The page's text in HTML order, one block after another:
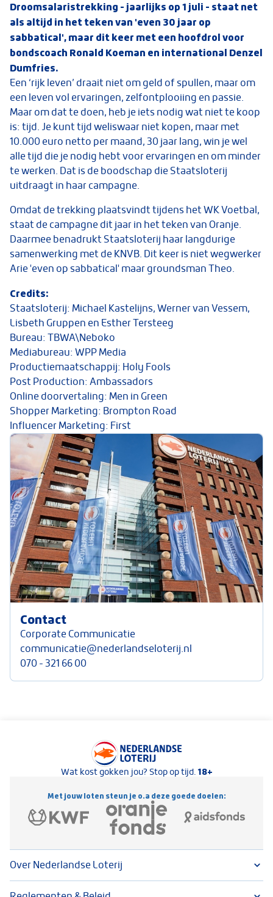
Droomsalaristrekking - jaarlijks op 1 juli - staat net
als altijd in het teken van 'even 30 jaar op
sabbatical', maar dit keer met een hoofdrol voor
bondscoach Ronald Koeman en international Denzel
Dumfries.
Een ‘rijk leven’ draait niet om geld of spullen, maar om
een leven vol ervaringen, zelfontplooiing en passie.
Maar om dat te doen, heb je iets nodig wat niet te koop
is: tijd. Je kunt tijd weliswaar niet kopen, maar met
10.000 euro netto per maand, 30 jaar lang, win je wel
alle tijd die je nodig hebt voor ervaringen en om minder
te werken. Dat is de boodschap die Staatsloterij
uitdraagt in haar campagne.
Omdat de trekking plaatsvindt tijdens het WK Voetbal,
staat de campagne dit jaar in het teken van Oranje.
Daarmee benadrukt Staatsloterij haar langdurige
samenwerking met de KNVB. Dit keer is niet wegwerker
Arie 'even op sabbatical' maar groundsman Theo.
Credits:
Staatsloterij: Michael Kastelijns, Werner van Vessem,
Lisbeth Gruppen en Esther Tersteeg
Bureau: TBWA\Neboko
Mediabureau: WPP Media
Productiemaatschappij: Holy Fools
Post Production: Ambassadors
Online doorvertaling: Men in Green
Shopper Marketing: Brompton Road
Influencer Marketing: First
Contact
Corporate Communicatie
communicatie@nederlandseloterij.nl
070 - 321 66 00
Wat kost gokken jou? Stop op tijd.18+
Met jouw loten steun je o.a deze goede doelen:
Over Nederlandse Loterij
Keurmerken van Nederlandse Loterij